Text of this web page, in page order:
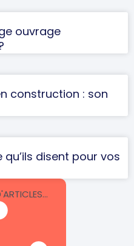
ouvrage
construction : son
qu’ils disent pour vos